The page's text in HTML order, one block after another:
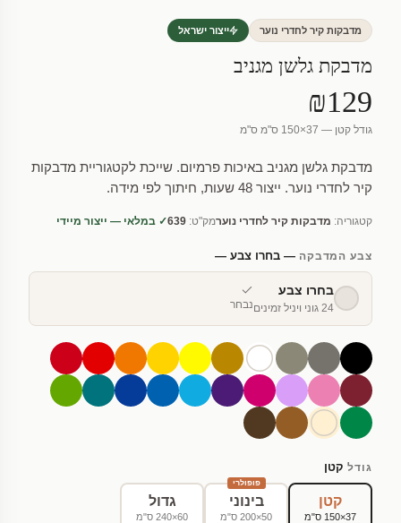
מדבקות קיר לחדרי נוער ייצור ישראל
מדבקת גלשן מגניב
₪129
גודל קטן — 37×150 ס"מ ס"מ
מדבקת גלשן מגניב באיכות פרמיום. שייכת לקטגוריית מדבקות
קיר לחדרי נוער. ייצור 48 שעות, חיתוך לפי מידה.
קטגוריה: מדבקות קיר לחדרי נוערמק"ט: 639✓ במלאי — ייצור מיידי
צבע המדבקה— בחרו צבע —
בחרו צבע
24 גוני ויניל זמינים נבחר
גודל קטן
קטן
37×150 ס"מ
פופולרי
בינוני
50×200 ס"מ
גדול
60×240 ס"מ